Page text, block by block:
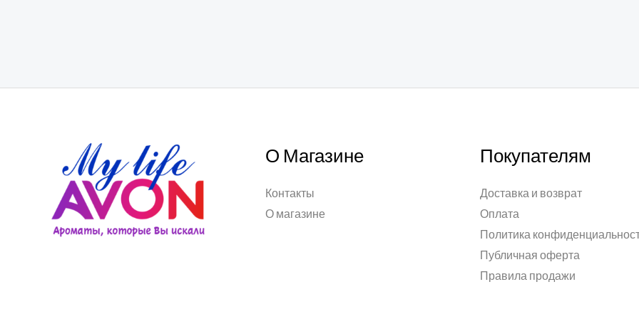
О Магазине
Контакты
О магазине
Покупателям
Доставка и возврат
Оплата
Политика
Публичная оферта
Правила продажи